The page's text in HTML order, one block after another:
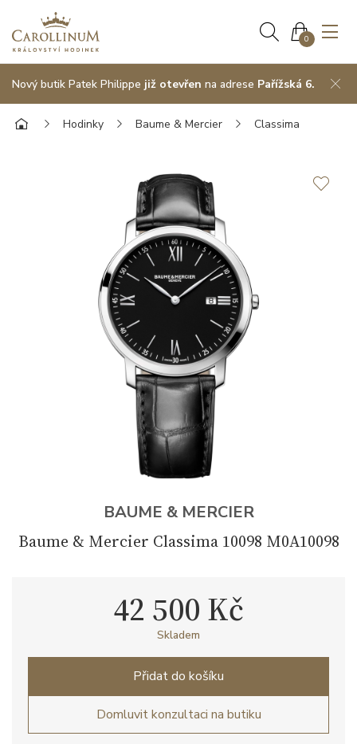
0
Nový butik Patek Philippe již otevřen na adrese Pařížská 6.
Hodinky Baume & Mercier Classima
BAUME & MERCIER
Baume & Mercier Classima 10098 M0A10098
42 500 Kč
Skladem
Přidat do košíku
Domluvit konzultaci na butiku